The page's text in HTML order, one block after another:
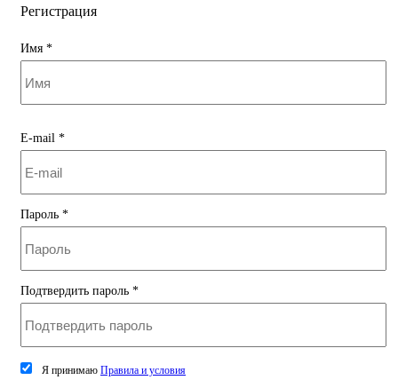
Регистрация
Имя *
E-mail *
Пароль *
Подтвердить пароль *
Я принимаю Правила и условия